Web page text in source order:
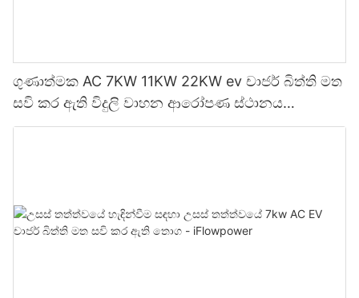
ගුණාත්මක AC 7KW 11KW 22KW ev චාජර් බිත්ති මත
සවි කර ඇති විදුලි වාහන ආරෝපණ ස්ථානය
නිෂ්පාදකයා | iFlowPower2